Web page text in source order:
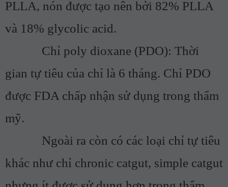
PLLA, nón được tạo nên bởi 82% PLLA
và 18% glycolic acid.
Chỉ poly dioxane (PDO): Thời
gian tự tiêu của chỉ là 6 tháng. Chỉ PDO
được FDA chấp nhận sử dụng trong thẩm
mỹ.
Ngoài ra còn có các loại chỉ tự tiêu
khác như chỉ chronic catgut, simple catgut